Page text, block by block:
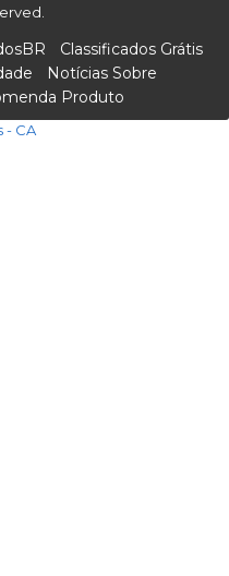
Classificados Grátis
Notícias Sobre
Produto
- CA